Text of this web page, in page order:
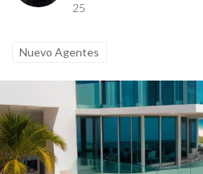
25
Nuevo Agentes